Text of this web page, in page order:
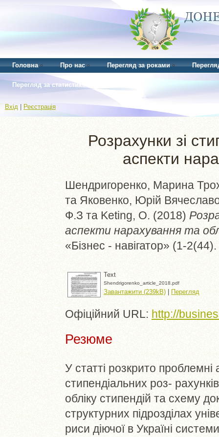
Головна Про нас Перегляд за роками
Перегляд за статистикою
Вхід Реєстрація
Розрахунки зі
аспекти
Шендригоренко, Марина
та Яковенко, Юрій
Ф.З та Keting, O. (2018)
аспекти нарахування та
«Бізнес - навігатор» (1-
Text
Shendrigorenko_article_2018.pdf
Завантажити (239kB) | Перегляд
Офіційний URL: http://
Резюме
У статті розкрито проблемні
стипендіальних роз-
обліку стипендій та схему
структурних підрозділах
риси діючої в Україні